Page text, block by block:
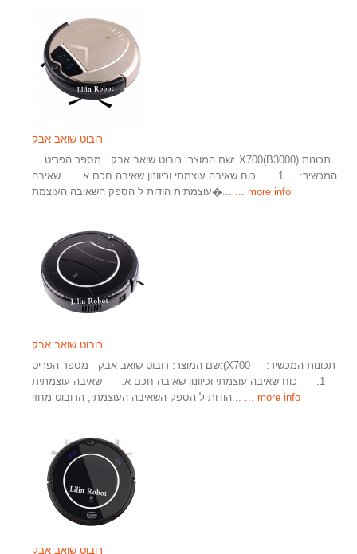
רובוט שואב אבק
המכשיר: 1. כוח שאיבה עוצמתי וכיוונון שאיבה חכם א. שאיבה
עוצמתית הודות ל הספק השאיבה העוצמת�...
... more info
רובוט שואב אבק
שם המוצר: רובוט שואב אבק מספר הפריט:(X700 תכונות המכשיר:
1. כוח שאיבה עוצמתי וכיוונון שאיבה חכם א. שאיבה עוצמתית
... more info
רובוט שואב אבק